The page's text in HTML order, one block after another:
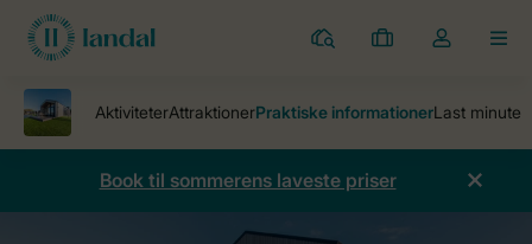
Parker
Mine
Toggle
dropdown
Book til sommerens laveste priser